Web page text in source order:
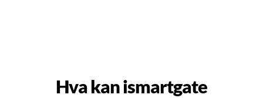
Hva kan ismartgate